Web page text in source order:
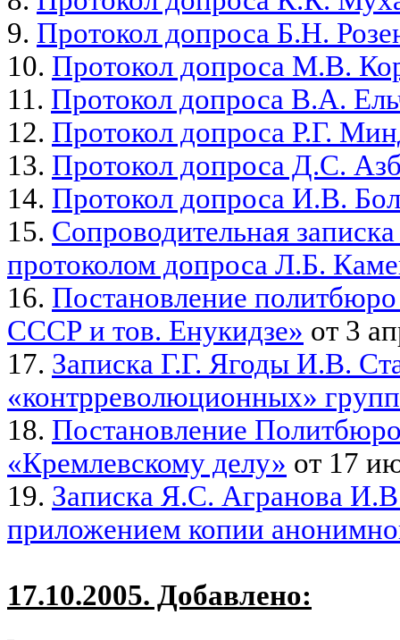
9. Протокол допроса Б.Н.
10. Протокол допроса М.В.
11. Протокол допроса В.А.
12. Протокол допроса Р.Г.
13. Протокол допроса Д.С.
14. Протокол допроса И.В.
15. Сопроводительная
протоколом допроса Л.Б.
16. Постановление
СССР и тов. Енукидзе» от 3
17. Записка Г.Г. Ягоды И.В.
«контрреволюционных» групп
18. Постановление
«Кремлевскому делу» от 17
19. Записка Я.С. Агранова
приложением копии
17.10.2005. Добавлено: